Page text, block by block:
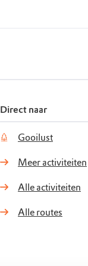
Direct naar
Gooilust
Meer activiteiten
Alle activiteiten
Alle routes